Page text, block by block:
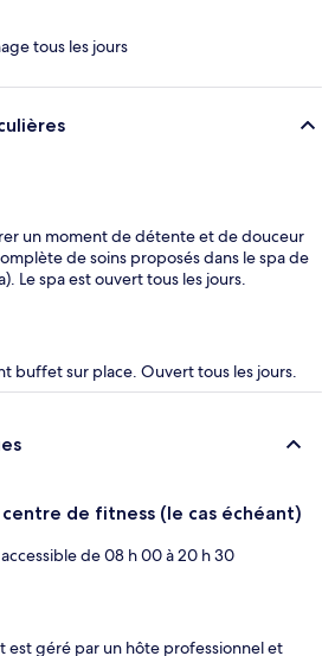
tous les jours
un moment de détente et de douceur
de soins proposés dans le spa de
Le spa est ouvert tous les jours.
buffet sur place. Ouvert tous les jours.
centre de fitness (le cas échéant)
de 08 h 00 à 20 h 30
est géré par un hôte professionnel et